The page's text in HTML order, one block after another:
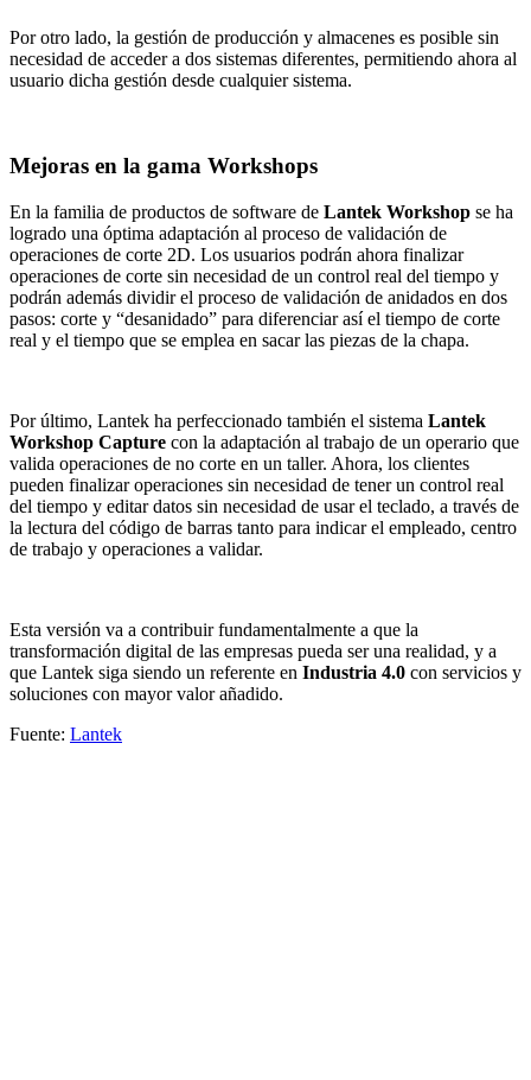
Por otro lado, la gestión de producción y almacenes es posible sin
necesidad de acceder a dos sistemas diferentes, permitiendo ahora al
usuario dicha gestión desde cualquier sistema.
Mejoras en la gama Workshops
En la familia de productos de software de Lantek Workshop se ha
logrado una óptima adaptación al proceso de validación de
operaciones de corte 2D. Los usuarios podrán ahora finalizar
operaciones de corte sin necesidad de un control real del tiempo y
podrán además dividir el proceso de validación de anidados en dos
pasos: corte y “desanidado” para diferenciar así el tiempo de corte
real y el tiempo que se emplea en sacar las piezas de la chapa.
Por último, Lantek ha perfeccionado también el sistema Lantek
Workshop Capture con la adaptación al trabajo de un operario que
valida operaciones de no corte en un taller. Ahora, los clientes
pueden finalizar operaciones sin necesidad de tener un control real
del tiempo y editar datos sin necesidad de usar el teclado, a través de
la lectura del código de barras tanto para indicar el empleado, centro
de trabajo y operaciones a validar.
Esta versión va a contribuir fundamentalmente a que la
transformación digital de las empresas pueda ser una realidad, y a
que Lantek siga siendo un referente en Industria 4.0 con servicios y
soluciones con mayor valor añadido.
Fuente: Lantek